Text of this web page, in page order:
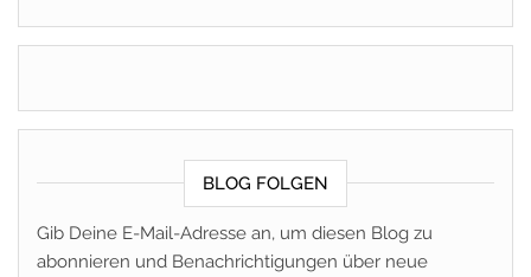
BLOG FOLGEN
Gib Deine E-Mail-Adresse an, um diesen Blog zu
abonnieren und Benachrichtigungen über neue